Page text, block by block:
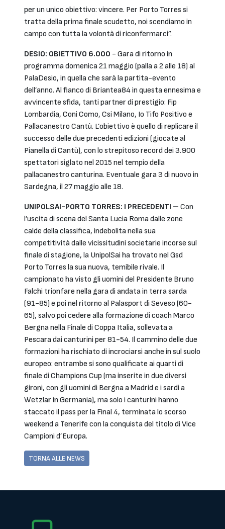
per un unico obiettivo: vincere. Per Porto Torres si
tratta della prima finale scudetto, noi scendiamo in
campo con tutta la volontà di riconfermarci”.
DESIO: OBIETTIVO 6.000 - Gara di ritorno in
programma domenica 21 maggio (palla a 2 alle 18) al
PalaDesio, in quella che sarà la partita-evento
dell’anno. Al fianco di Briantea84 in questa ennesima e
avvincente sfida, tanti partner di prestigio: Fip
Lombardia, Coni Como, Csi Milano, Io Tifo Positivo e
Pallacanestro Cantù. L’obiettivo è quello di replicare il
successo delle due precedenti edizioni (giocate al
Pianella di Cantù), con lo strepitoso record dei 3.900
spettatori siglato nel 2015 nel tempio della
pallacanestro canturina. Eventuale gara 3 di nuovo in
Sardegna, il 27 maggio alle 18.
UNIPOLSAI-PORTO TORRES: I PRECEDENTI – Con
l’uscita di scena del Santa Lucia Roma dalle zone
calde della classifica, indebolita nella sua
competitività dalle vicissitudini societarie incorse sul
finale di stagione, la UnipolSai ha trovato nel Gsd
Porto Torres la sua nuova, temibile rivale. Il
campionato ha visto gli uomini del Presidente Bruno
Falchi trionfare nella gara di andata in terra sarda
(91-85) e poi nel ritorno al Palasport di Seveso (60-
65), salvo poi cedere alla formazione di coach Marco
Bergna nella Finale di Coppa Italia, sollevata a
Pescara dai canturini per 81-54. Il cammino delle due
formazioni ha rischiato di incrociarsi anche in sul suolo
europeo: entrambe si sono qualificate ai quarti di
finale di Champions Cup (ma inserite in due diversi
gironi, con gli uomini di Bergna a Madrid e i sardi a
Wetzlar in Germania), ma solo i canturini hanno
staccato il pass per la Final 4, terminata lo scorso
weekend a Tenerife con la conquista del titolo di Vice
Campioni d’Europa.
TORNA ALLE NEWS